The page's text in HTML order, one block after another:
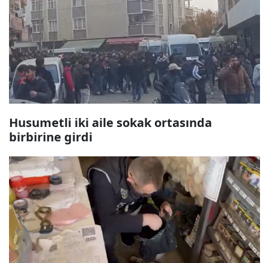
Husumetli iki aile sokak ortasında
birbirine girdi